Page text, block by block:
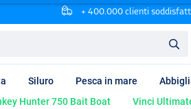
+ 400.000 clienti
Siluro Pesca in mare
Hunter 750 Bait Boat Vinci